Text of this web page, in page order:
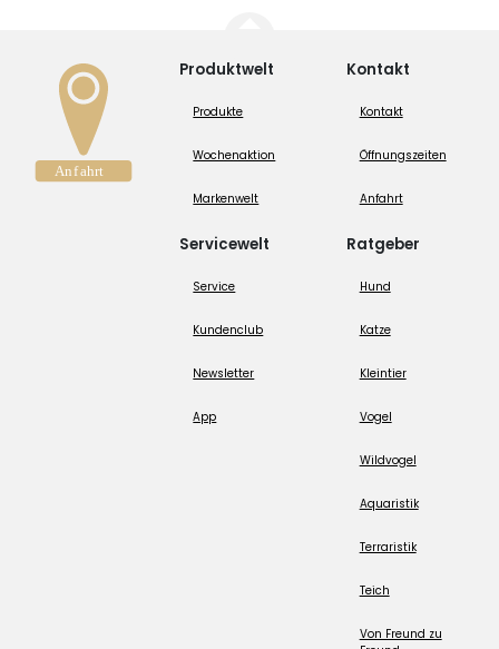
Produktwelt
Produkte
Wochenaktion
Markenwelt
Servicewelt
Service
Kundenclub
Newsletter
App
Kontakt
Kontakt
Öffnungszeiten
Anfahrt
Ratgeber
Hund
Katze
Kleintier
Vogel
Wildvogel
Aquaristik
Terraristik
Teich
Von Freund zu